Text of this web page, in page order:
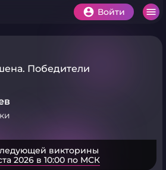
Войти
Победители
викторины
2026 в 10:00 по МСК